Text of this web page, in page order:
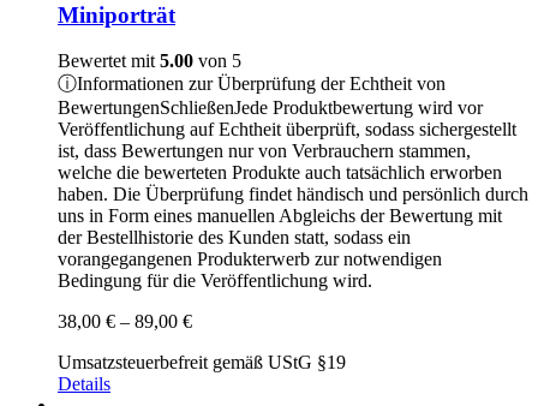
Miniporträt
Bewertet mit 5.00 von 5
ⓘInformationen zur Überprüfung der Echtheit von
BewertungenSchließenJede Produktbewertung wird vor
Veröffentlichung auf Echtheit überprüft, sodass sichergestellt
ist, dass Bewertungen nur von Verbrauchern stammen,
welche die bewerteten Produkte auch tatsächlich erworben
haben. Die Überprüfung findet händisch und persönlich durch
uns in Form eines manuellen Abgleichs der Bewertung mit
der Bestellhistorie des Kunden statt, sodass ein
vorangegangenen Produkterwerb zur notwendigen
Bedingung für die Veröffentlichung wird.
38,00 € – 89,00 €Preisspanne:
bis
Umsatzsteuerbefreit gemäß UStG §19
Details